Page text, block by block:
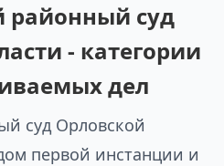
районный суд
- категории
дел
суд Орловской
первой инстанции и